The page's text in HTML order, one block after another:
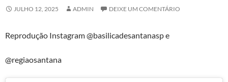
JULHO 12, 2025 ADMIN DEIXE UM COMENTÁRIO
Reprodução Instagram @basilicadesantanasp e
@regiaosantana